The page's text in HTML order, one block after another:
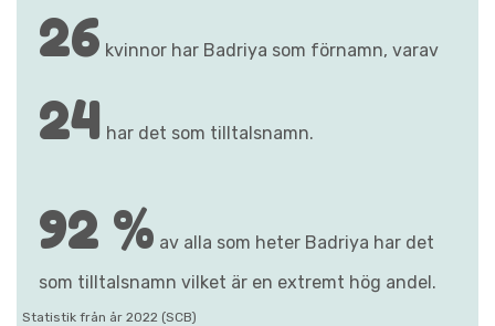
26 kvinnor har Badriya som förnamn, varav
24 har det som tilltalsnamn.
92 % av alla som heter Badriya har det
som tilltalsnamn vilket är en extremt hög andel.
Statistik från år 2022 (SCB)